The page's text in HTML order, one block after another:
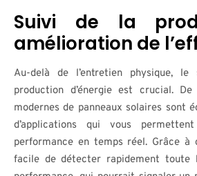
Suivi de la
amélioration de
Au-delà de l’entretien physique,
production d’énergie est crucial.
modernes de panneaux solaires sont
d’applications qui vous
performance en temps réel. Grâce
facile de détecter rapidement toute